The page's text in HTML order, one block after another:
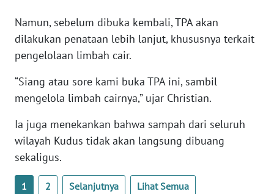
Namun, sebelum dibuka kembali, TPA akan
dilakukan penataan lebih lanjut, khususnya terkait
pengelolaan limbah cair.
“Siang atau sore kami buka TPA ini, sambil
mengelola limbah cairnya,” ujar Christian.
Ia juga menekankan bahwa sampah dari seluruh
wilayah Kudus tidak akan langsung dibuang
sekaligus.
1 2 Selanjutnya Lihat Semua
WN
PAPUA
BARAT
WN
WN
SERAMBI